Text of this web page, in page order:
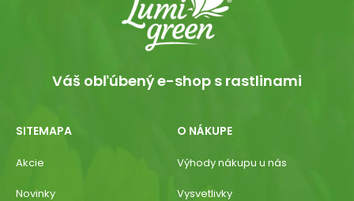
Váš obľúbený e-shop s rastlinami
SITEMAPA
Akcie
Novinky
O NÁKUPE
Výhody nákupu u nás
Vysvetlivky